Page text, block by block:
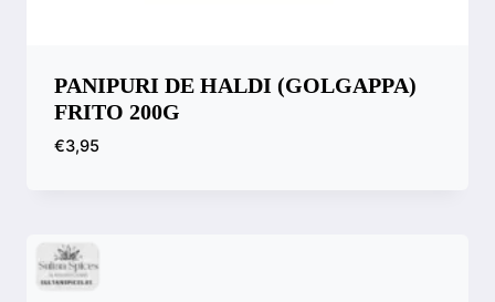
PANIPURI DE HALDI (GOLGAPPA)
FRITO 200G
€3,95